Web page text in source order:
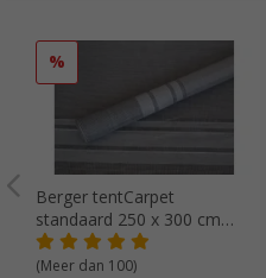
%
Berger tentCarpet
standaard 250 x 300 cm
grijs
(Meer dan 100)